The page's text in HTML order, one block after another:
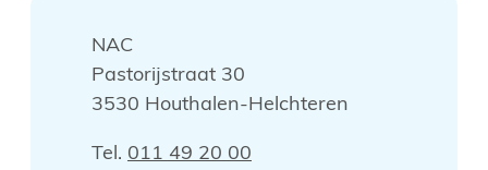
AdresNAC
Pastorijstraat 30
,3530 Houthalen-Helchteren
011 49 20 00